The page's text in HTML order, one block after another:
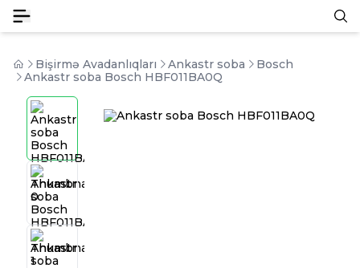
Bişirmə Avadanlıqları Ankastr soba
Bosch
Ankastr soba Bosch HBF011BA0Q